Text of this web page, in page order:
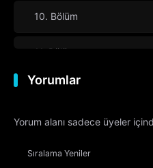
10. Bölüm
11. Bölüm
12. Bölüm
13. Bölüm
14. Bölüm
Yorumlar
Yorum alanı sadece üyeler
Sıralama Yeniler